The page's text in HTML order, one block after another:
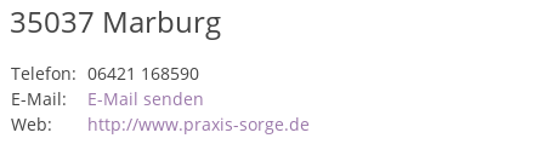
35037 Marburg
Telefon: 06421 168590
E-Mail:
E-Mail senden
Web:
http://www.praxis-sorge.de